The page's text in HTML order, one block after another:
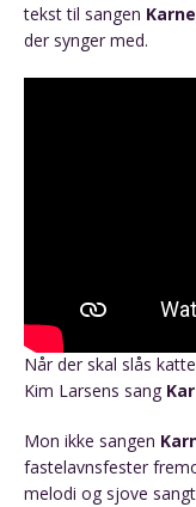
tekst til sangen
der synger med.
Når der skal slås
Kim Larsens sang
Mon ikke sangen
fastelavnsfester
melodi og sjove